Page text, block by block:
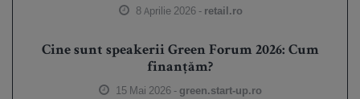
8 Aprilie 2026 - retail.ro
Cine sunt speakerii Green Forum 2026: Cum
finanțăm?
15 Mai 2026 - green.start-up.ro